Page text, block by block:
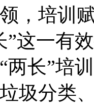
，培训
”这一有
两长”培
圾分类